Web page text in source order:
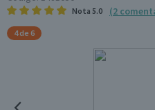
Nota 5.0 (2
4 de 6